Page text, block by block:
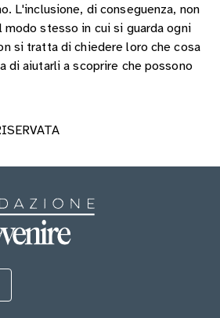
L'inclusione, di conseguenza, non
modo stesso in cui si guarda ogni
si tratta di chiedere loro che cosa
di aiutarli a scoprire che possono